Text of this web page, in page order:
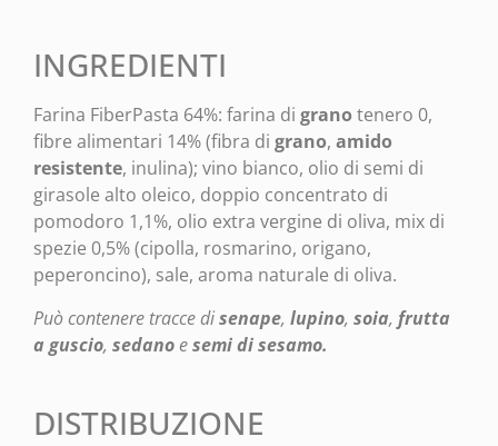
INGREDIENTI
Farina FiberPasta 64%: farina di grano tenero 0,
fibre alimentari 14% (fibra di grano, amido
resistente, inulina); vino bianco, olio di semi di
girasole alto oleico, doppio concentrato di
pomodoro 1,1%, olio extra vergine di oliva, mix di
spezie 0,5% (cipolla, rosmarino, origano,
peperoncino), sale, aroma naturale di oliva.
Può contenere tracce disenape, lupino, soia, frutta
a guscio, sedanoesemi di sesamo.
DISTRIBUZIONE